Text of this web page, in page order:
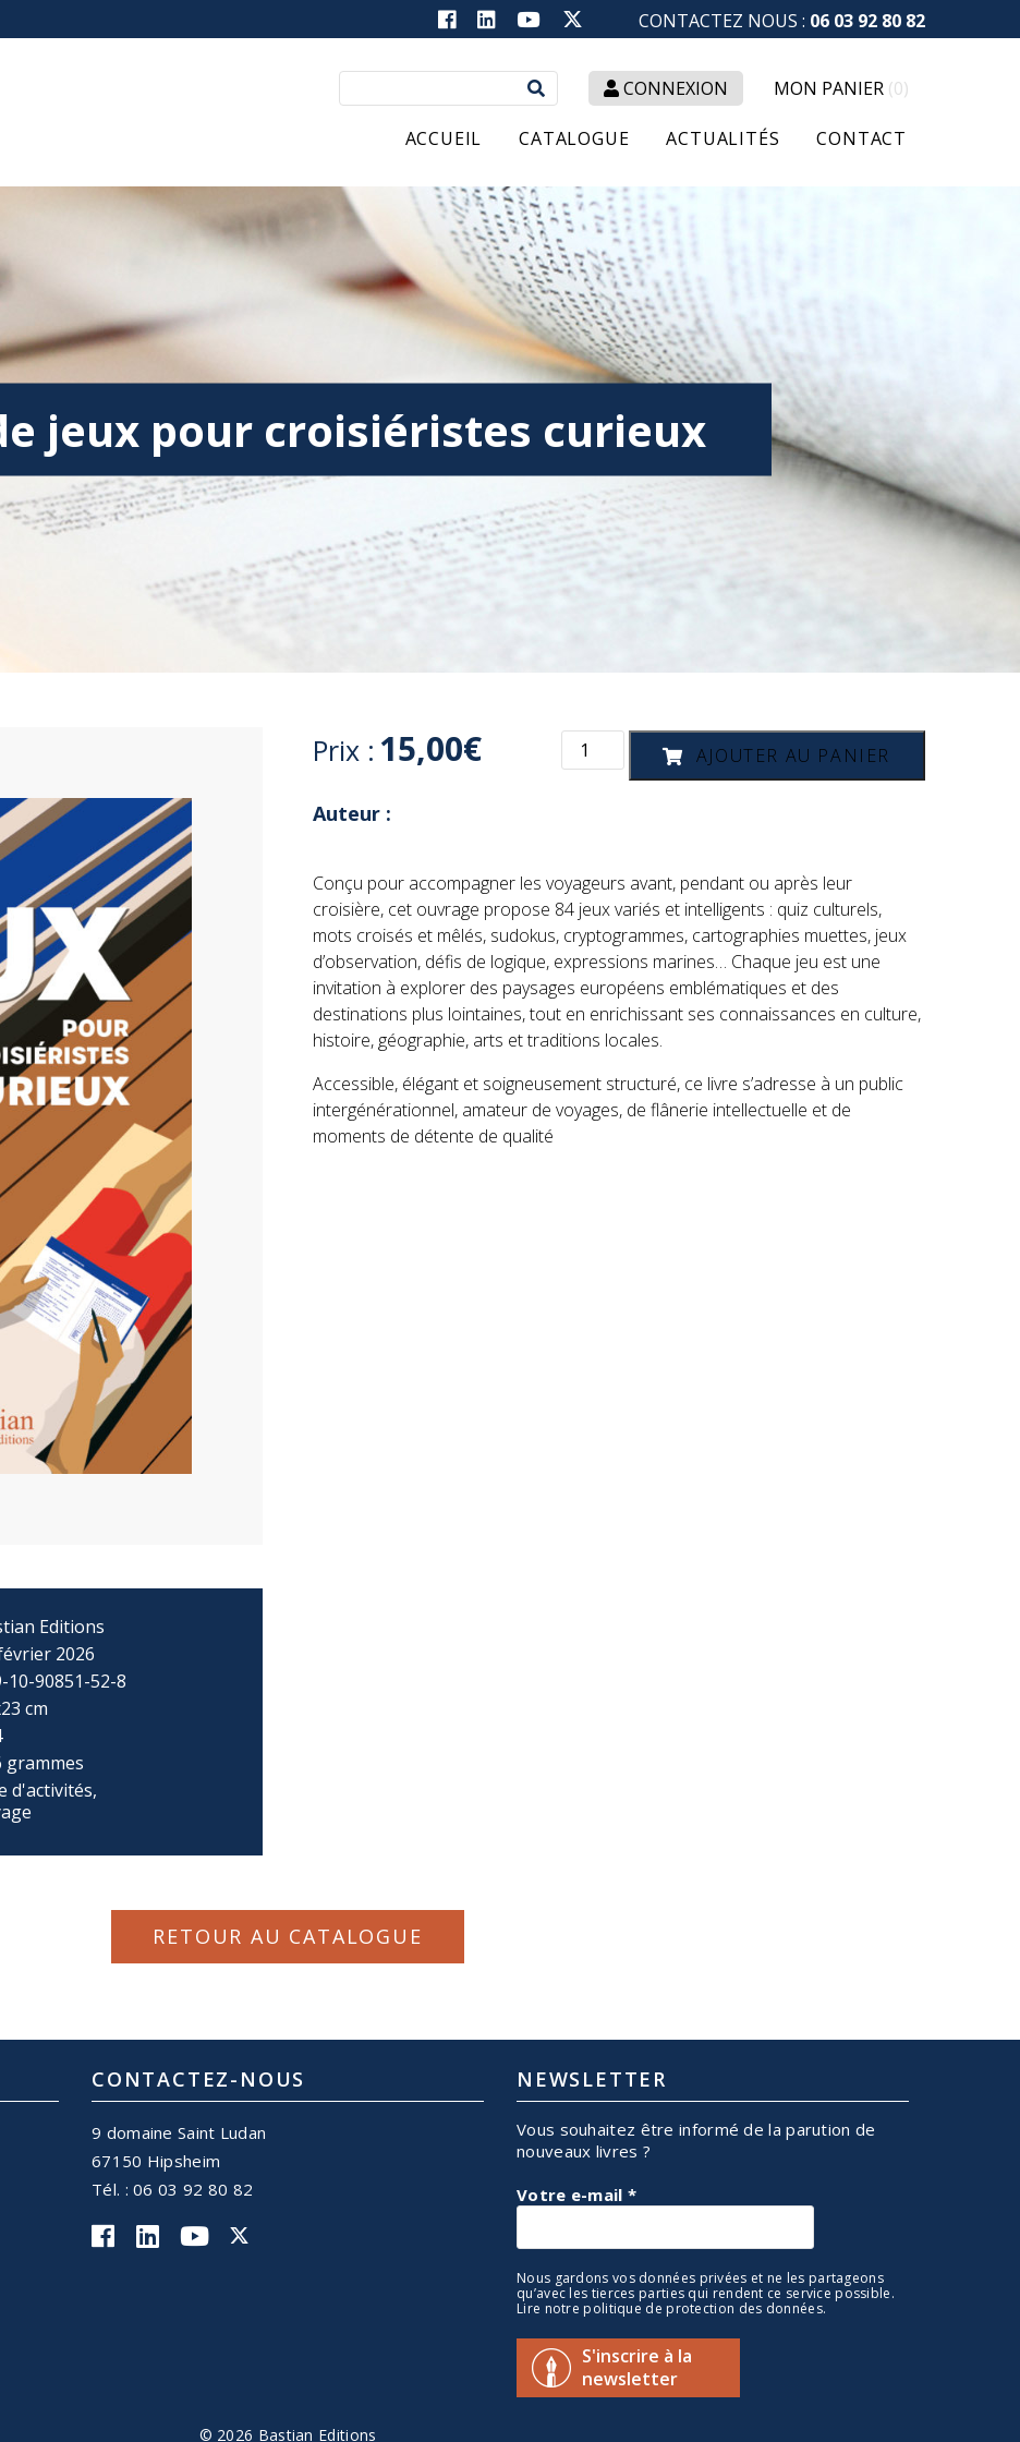
CONTACTEZ NOUS : 06 03 92 80 82
Rechercher
:
CONNEXION MON PANIER (0)
ACCUEIL CATALOGUE ACTUALITÉS CONTACT
jeux pour croisiéristes curieux
Editions
2026
10-90851-52-8
cm
grammes
d'activités,
Prix : 15,00€
quantité
curieux
AJOUTER AU PANIER
Auteur :
Conçu pour accompagner les voyageurs avant, pendant ou après leur
croisière, cet ouvrage propose 84 jeux variés et intelligents : quiz culturels,
mots croisés et mêlés, sudokus, cryptogrammes, cartographies muettes, jeux
d’observation, défis de logique, expressions marines… Chaque jeu est une
invitation à explorer des paysages européens emblématiques et des
destinations plus lointaines, tout en enrichissant ses connaissances en culture,
histoire, géographie, arts et traditions locales.
Accessible, élégant et soigneusement structuré, ce livre s’adresse à un public
intergénérationnel, amateur de voyages, de flânerie intellectuelle et de
moments de détente de qualité
RETOUR AU CATALOGUE
CONTACTEZ-NOUS
9 domaine Saint Ludan
67150 Hipsheim
Tél. : 06 03 92 80 82
NEWSLETTER
Vous souhaitez être informé de la parution de
nouveaux livres ?
Votre e-mail *
Nous gardons vos données privées et ne les partageons
qu’avec les tierces parties qui rendent ce service possible.
Lire notre politique de protection des données.
© 2026 Bastian Editions